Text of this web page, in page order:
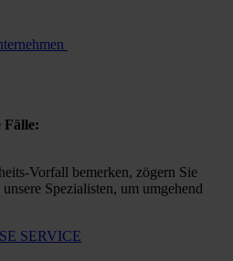
Fälle:
Vorfall bemerken, zögern Sie
Spezialisten, um umgehend
SERVICE